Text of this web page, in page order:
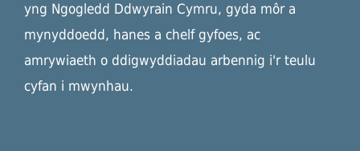
yng Ngogledd Ddwyrain Cymru, gyda môr a
mynyddoedd, hanes a chelf gyfoes, ac
amrywiaeth o ddigwyddiadau arbennig i'r teulu
cyfan i mwynhau.